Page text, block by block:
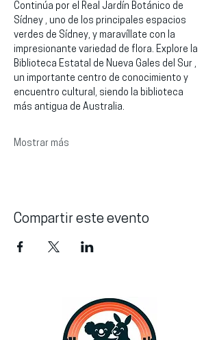
Continúa por el Real Jardín Botánico de
Sídney , uno de los principales espacios
verdes de Sídney, y maravíllate con la
impresionante variedad de flora. Explore la
Biblioteca Estatal de Nueva Gales del Sur ,
un importante centro de conocimiento y
encuentro cultural, siendo la biblioteca
más antigua de Australia.
Mostrar más
Compartir este evento